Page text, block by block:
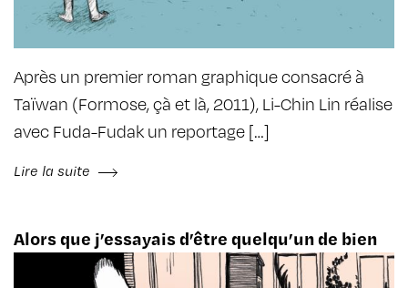
Après un premier roman graphique consacré à
Taïwan (Formose, çà et là, 2011), Li-Chin Lin réalise
avec Fuda-Fudak un reportage […]
Lire la suite
Alors que j’essayais d’être quelqu’un de bien